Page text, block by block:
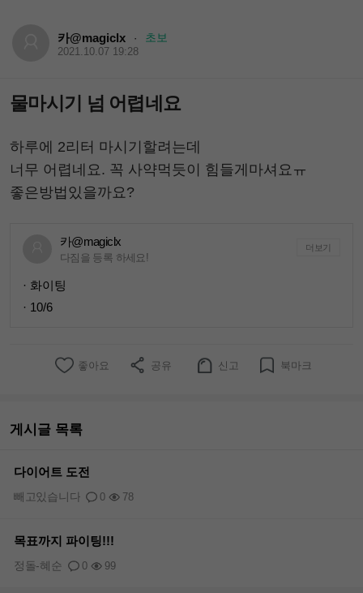
카@magiclx · 초보
2021.10.07 19:28
물마시기 넘 어렵네요
하루에 2리터 마시기할려는데
너무 어렵네요. 꼭 사약먹듯이 힘들게마셔요ㅠ
좋은방법있을까요?
카@magiclx
다짐을 등록 하세요!
더보기
· 화이팅
· 10/6
좋아요 공유 신고 북마크
게시글 목록
다이어트 도전
0 78
빼고있습니다
목표까지 파이팅!!!
0 99
정돌-혜순